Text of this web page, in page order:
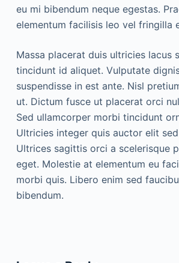
eu mi bibendum neque egestas.
elementum facilisis leo vel fringilla
Massa placerat duis ultricies lacus
tincidunt id aliquet. Vulputate
suspendisse in est ante. Nisl
ut. Dictum fusce ut placerat orci
Sed ullamcorper morbi tincidunt
Ultricies integer quis auctor elit
Ultrices sagittis orci a scelerisque
eget. Molestie at elementum eu
morbi quis. Libero enim sed
bibendum.